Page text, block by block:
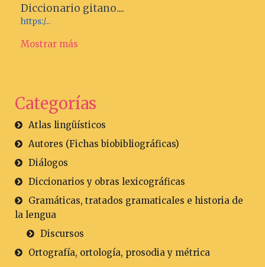
Diccionario gitano....
https:/...
Mostrar más
Categorías
Atlas lingüísticos
Autores (Fichas biobibliográficas)
Diálogos
Diccionarios y obras lexicográficas
Gramáticas, tratados gramaticales e historia de
la lengua
Discursos
Ortografía, ortología, prosodia y métrica